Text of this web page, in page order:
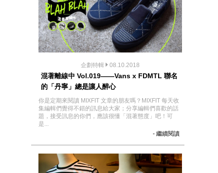
企劃特輯 08.10.2018
混著離線中 Vol.019——Vans x FDMTL 聯名
的「丹寧」總是讓人醉心
你是定期來閱讀 MIXFIT 文章的朋友嗎？MIXFIT 每天收
集編輯們覺得不錯的訊息給大家；分享編輯們喜歡的話
題，接受訊息的你們，應該很懂「混著態度」吧！可
是...
- 繼續閱讀